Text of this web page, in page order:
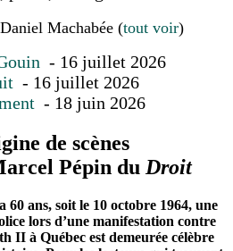
Machabée (tout voir)
- 16 juillet 2026
- 16 juillet 2026
- 18 juin 2026
de scènes
Pépin du Droit
60 ans, soit le 10 octobre 1964, une
lors d’une manifestation contre
II à Québec est demeurée célèbre